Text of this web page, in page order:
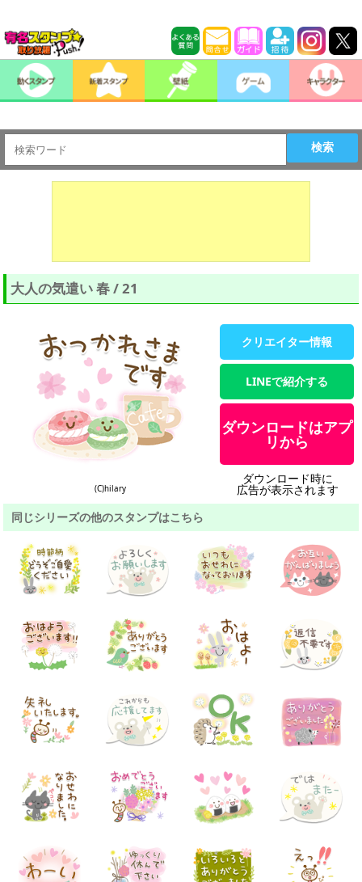
検索
大人の気遣い 春 / 21
(C)hilary
クリエイター情報
LINEで紹介する
ダウンロードはアプ
リから
ダウンロード時に
広告が表示されます
同じシリーズの他のスタンプはこちら